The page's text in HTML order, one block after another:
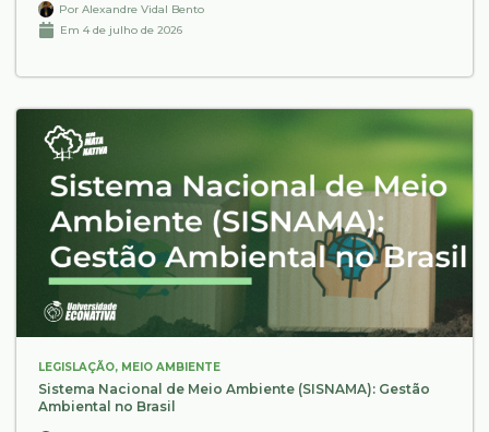
Por Alexandre Vidal Bento
Em 4 de julho de 2026
LEGISLAÇÃO, MEIO AMBIENTE
Sistema Nacional de Meio Ambiente (SISNAMA): Gestão
Ambiental no Brasil